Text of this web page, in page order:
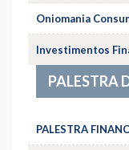
Oniomania
Investimentos
PALESTRA
PALESTRA